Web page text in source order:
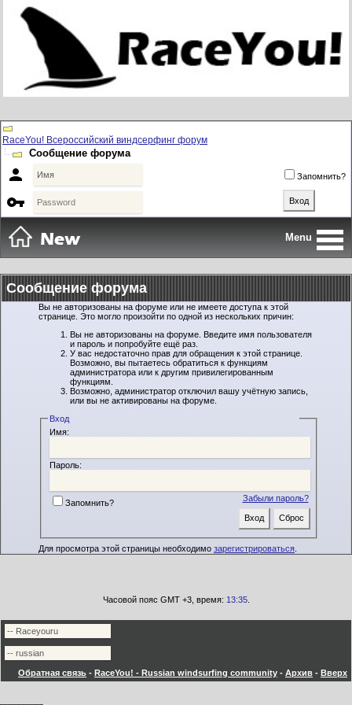
RaceYou! Всероссийский виндсерфинг форум
Сообщение форума
 Запомнить?

Menu
Сообщение форума
Вы не авторизованы на форуме или не имеете доступа к этой
странице. Это могло произойти по одной из нескольких причин:
Вы не авторизованы на форуме. Введите имя пользователя
и пароль и попробуйте ещё раз.
У вас недостаточно прав для обращения к этой странице.
Возможно, вы пытаетесь обратиться к функциям
администратора или к другим привилегированным
функциям.
Возможно, администратор отключил вашу учётную запись,
или вы не активированы на форуме.
Вход
Имя:
Пароль:
Забыли пароль?
Запомнить?
Для просмотра этой страницы необходимо зарегистрироваться
Часовой пояс GMT +3, время: 13:35.
Обратная связь - RaceYou! - Russian windsurfing community - Архив - Вверх